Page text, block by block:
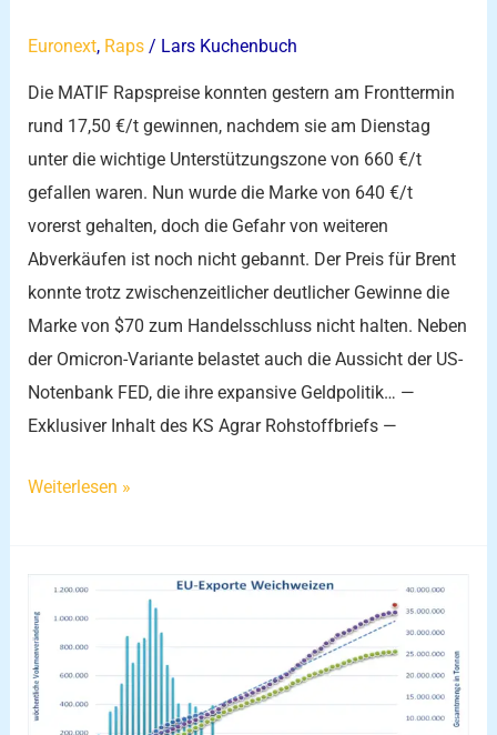
Euronext, Raps / Lars Kuchenbuch
Die MATIF Rapspreise konnten gestern am Fronttermin
rund 17,50 €/t gewinnen, nachdem sie am Dienstag
unter die wichtige Unterstützungszone von 660 €/t
gefallen waren. Nun wurde die Marke von 640 €/t
vorerst gehalten, doch die Gefahr von weiteren
Abverkäufen ist noch nicht gebannt. Der Preis für Brent
konnte trotz zwischenzeitlicher deutlicher Gewinne die
Marke von $70 zum Handelsschluss nicht halten. Neben
der Omicron-Variante belastet auch die Aussicht der US-
Notenbank FED, die ihre expansive Geldpolitik… —
Exklusiver Inhalt des KS Agrar Rohstoffbriefs —
Weiterlesen »
MATIF
Weizen
verliert
10%
auf